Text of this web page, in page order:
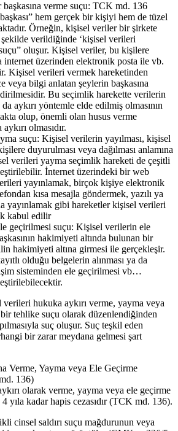
verme suçu: TCK md. 136
hem gerçek bir kişiyi hem de tüzel
Örneğin, kişisel veriler bir şirkete
şekilde verildiğinde ‘kişisel verileri
oluşur. Kişisel veriler, bu kişilere
internet üzerinden elektronik posta ile vb.
Kişisel verileri vermek hareketinden
veya bilgi anlatan şeylerin başkasına
Bu seçimlik harekette verilerin
aykırı yöntemle elde edilmiş olmasının
olup, önemli olan husus verme
olmasıdır.
suçu: Kişisel verilerin yayılması, kişisel
duyurulması veya dağılması anlamına
verileri yayma seçimlik hareketi de çeşitli
İnternet üzerindeki bir web
yayınlamak, birçok kişiye elektronik
kısa mesajla göndermek, yazılı ya
yayınlamak gibi hareketler kişisel verileri
kabul edilir
geçirilmesi suçu: Kişisel verilerin ele
hakimiyeti altında bulunan bir
hakimiyeti altına girmesi ile gerçekleşir.
olduğu belgelerin alınması ya da
sisteminden ele geçirilmesi vb…
hukuka aykırı verme, yayma veya
tehlike suçu olarak düzenlendiğinden
suç oluşur. Suç teşkil eden
bir zarar meydana gelmesi şart
Verme, Yayma veya Ele Geçirme
136)
olarak verme, yayma veya ele geçirme
4 yıla kadar hapis cezasıdır (TCK md. 136).
cinsel saldırı suçu mağdurunun veya